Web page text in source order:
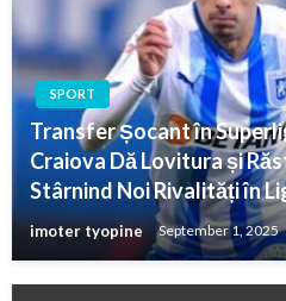
SPORT
Transfer Șocant în
Craiova Dă Lovitura și
Stârnind Noi Rivalități în
imoter tyopine September 1, 2025